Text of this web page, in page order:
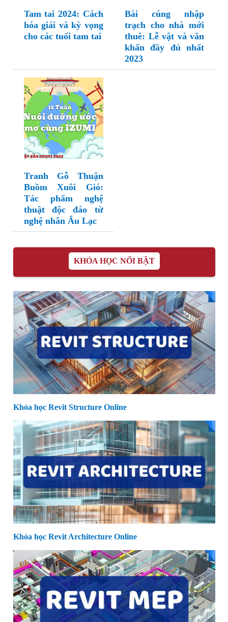
Tam tai 2024: Cách
hóa giải và kỳ vọng
cho các tuổi tam tai
Bài cúng nhập
trạch cho nhà mới
thuê: Lễ vật và văn
khấn đầy đủ nhất
2023
Tranh Gỗ Thuận
Buồm Xuôi Gió:
Tác phẩm nghệ
thuật độc đáo từ
nghệ nhân Âu Lạc
KHÓA HỌC NỔI BẬT
Khóa học Revit Structure Online
Khóa học Revit Architecture Online